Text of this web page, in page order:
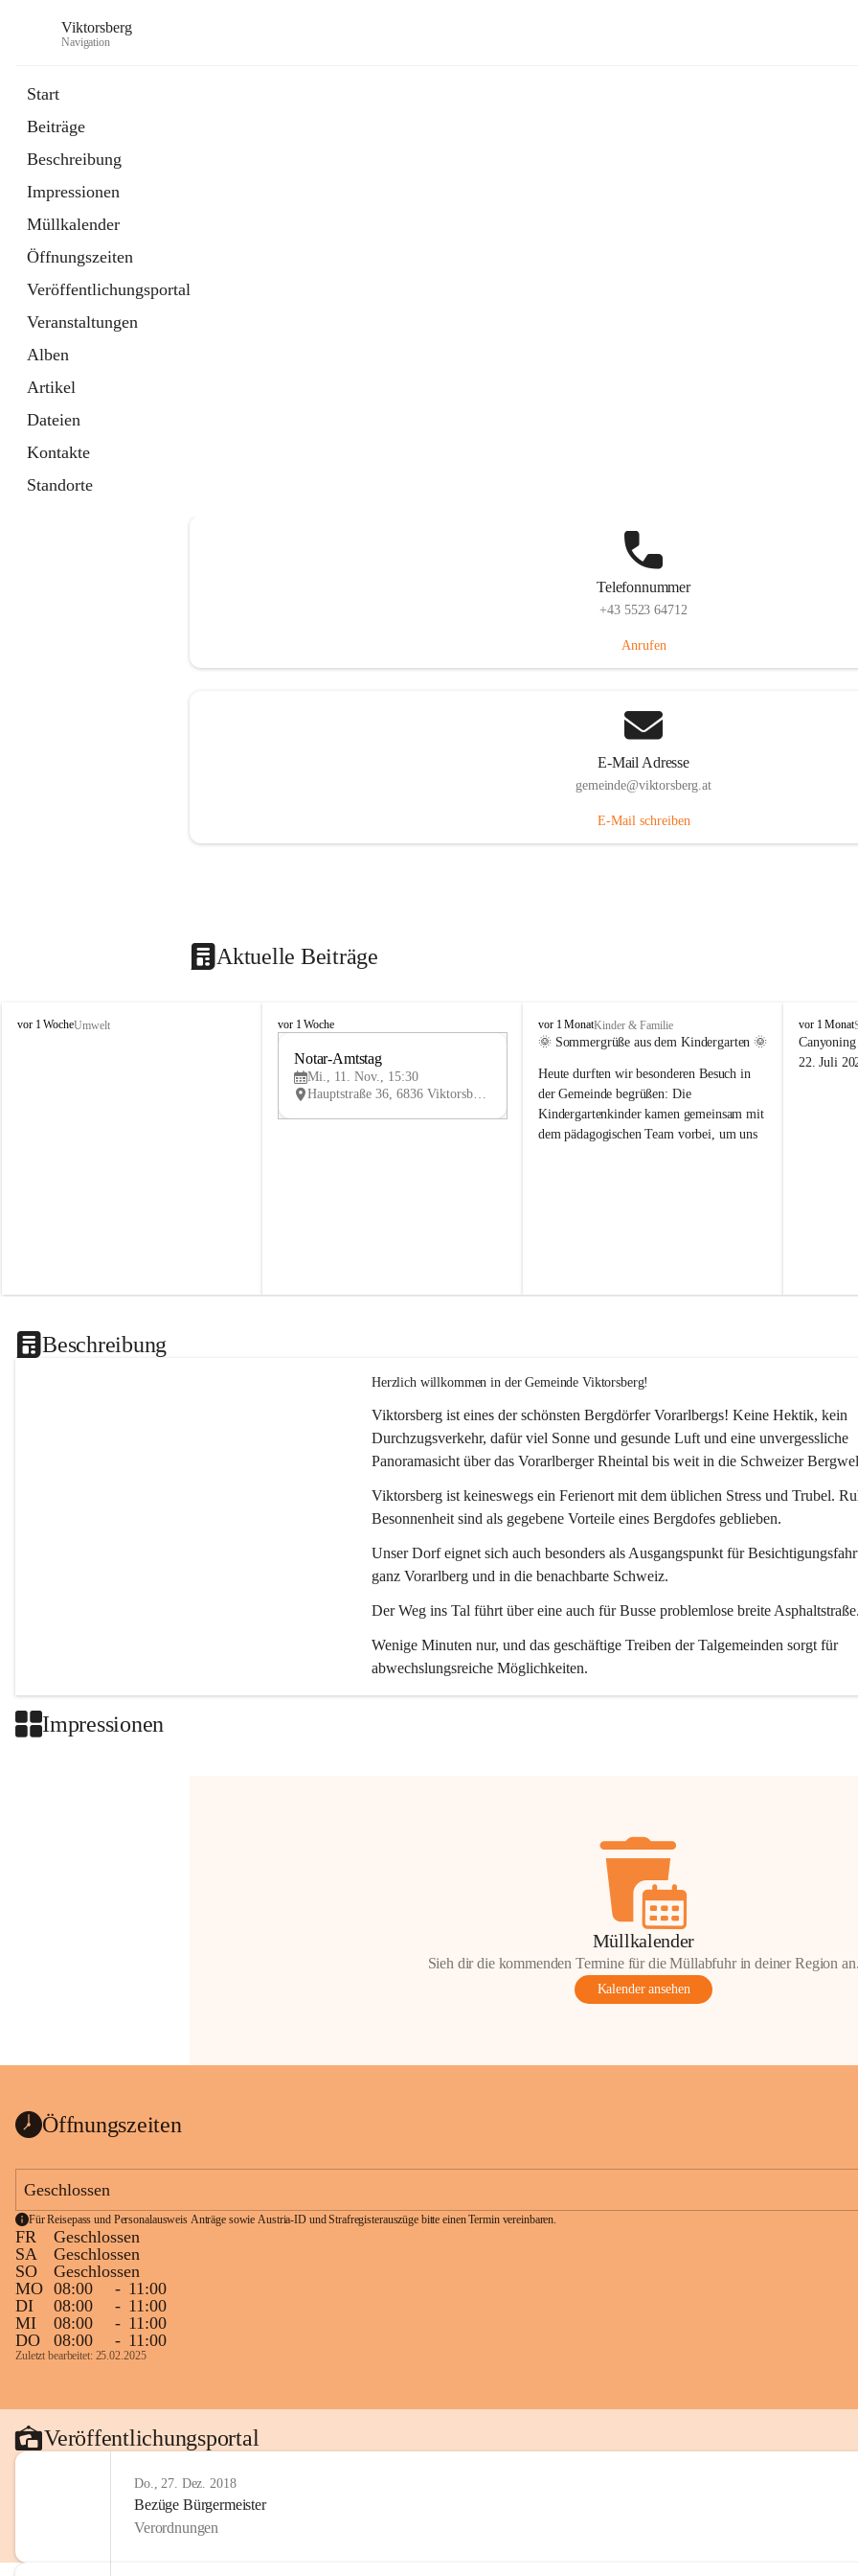
Viktorsberg
Navigation
Start
Beiträge
Beschreibung
Impressionen
Müllkalender
Öffnungszeiten
Veröffentlichungsportal
Veranstaltungen
Alben
Artikel
Dateien
Kontakte
Standorte
Telefonnummer
+43 5523 64712
Anrufen
E-Mail Adresse
gemeinde@viktorsberg.at
E-Mail schreiben
Aktuelle Beiträge
V
vor 1 WocheUmwelt
V
vor 1 Woche
V
Notar-Amtstag
Mi., 11. Nov., 15:30
Hauptstraße 36, 6836 Viktorsberg, AUT
V
i
t
o
r
s
vor 1 MonatKinder & Familie
🌞 Sommergrüße aus dem Kindergarten 🌞
Heute durften wir besonderen Besuch in
der Gemeinde begrüßen: Die
Kindergartenkinder kamen gemeinsam mit
dem pädagogischen Team vorbei, um uns
V
i
k
vor 1 Monat
22. Juli
Beschreibung
Herzlich willkommen in der Gemeinde Viktorsberg!
Viktorsberg ist eines der schönsten Bergdörfer Vorarlbergs! Keine Hektik, kein
Durchzugsverkehr, dafür viel Sonne und gesunde Luft und eine unvergessliche
Panoramasicht über das Vorarlberger Rheintal bis weit in die Schweizer
Viktorsberg ist keineswegs ein Ferienort mit dem üblichen Stress und Trubel.
Besonnenheit sind als gegebene Vorteile eines Bergdofes geblieben.
Unser Dorf eignet sich auch besonders als Ausgangspunkt für
ganz Vorarlberg und in die benachbarte Schweiz.
Der Weg ins Tal führt über eine auch für Busse problemlose breite
Wenige Minuten nur, und das geschäftige Treiben der Talgemeinden sorgt für
abwechslungsreiche Möglichkeiten.
Impressionen
Müllkalender
Sieh dir die kommenden Termine für die Müllabfuhr in deiner Region
Kalender ansehen
Öffnungszeiten
Geschlossen
Für Reisepass und Personalausweis Anträge sowie Austria-ID und Strafregisterauszüge bitte einen Termin vereinbaren.
FR
Geschlossen
SA
Geschlossen
SO
Geschlossen
MO 08:00 - 11:00
DI
08:00 - 11:00
MI
08:00 - 11:00
DO
08:00 - 11:00
Zuletzt bearbeitet: 25.02.2025
Veröffentlichungsportal
Do., 27. Dez. 2018
Bezüge Bürgermeister
Verordnungen